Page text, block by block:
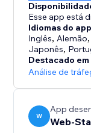
Esse app está
Idiomas do
Inglês, Alemão,
Japonês,
Destacado em
Análise de
W
App
Web-